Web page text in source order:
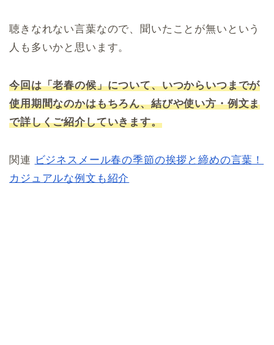
聴きなれない言葉なので、聞いたことが無いという
人も多いかと思います。
今回は「老春の候」について、いつからいつまでが
使用期間なのかはもちろん、結びや使い方・例文ま
で詳しくご紹介していきます。
関連 ビジネスメール春の季節の挨拶と締めの言葉！
カジュアルな例文も紹介